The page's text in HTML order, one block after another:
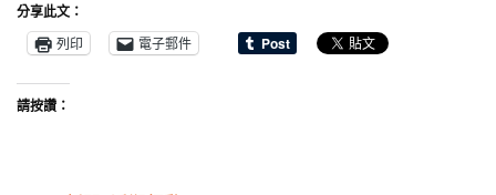
分享此文：
列印
電子郵件
請按讚：